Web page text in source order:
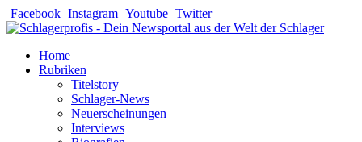
Zum
Inhalt
Facebook Instagram Youtube Twitter
Home
Rubriken
Titelstory
Schlager-News
Neuerscheinungen
Interviews